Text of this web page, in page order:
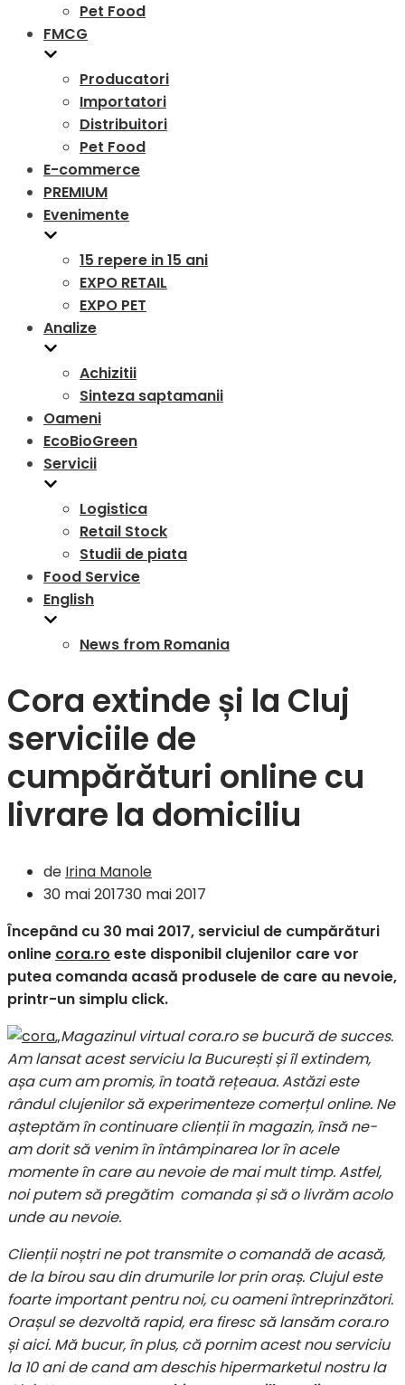
Pet Food
FMCG
Producatori
Importatori
Distribuitori
Pet Food
E-commerce
PREMIUM
Evenimente
15 repere in 15 ani
EXPO RETAIL
EXPO PET
Analize
Achizitii
Sinteza saptamanii
Oameni
EcoBioGreen
Servicii
Logistica
Retail Stock
Studii de piata
Food Service
English
News from Romania
Cora extinde și la Cluj
serviciile de
cumpărături online cu
livrare la domiciliu
de Irina Manole
30 mai 201730 mai 2017
Începând cu 30 mai 2017, serviciul de cumpărături
online cora.ro este disponibil clujenilor care vor
putea comanda acasă produsele de care au nevoie,
printr-un simplu click.
„Magazinul virtual cora.ro se bucură de succes.
Am lansat acest serviciu la București și îl extindem,
așa cum am promis, în toată rețeaua. Astăzi este
rândul clujenilor să experimenteze comerțul online. Ne
așteptăm în continuare clienții în magazin, însă ne-
am dorit să venim în întâmpinarea lor în acele
momente în care au nevoie de mai mult timp. Astfel,
noi putem să pregătim comanda și să o livrăm acolo
unde au nevoie.
Clienții noștri ne pot transmite o comandă de acasă,
de la birou sau din drumurile lor prin oraș. Clujul este
foarte important pentru noi, cu oameni întreprinzători.
Orașul se dezvoltă rapid, era firesc să lansăm cora.ro
și aici. Mă bucur, în plus, că pornim acest nou serviciu
la 10 ani de cand am deschis hipermarketul nostru la